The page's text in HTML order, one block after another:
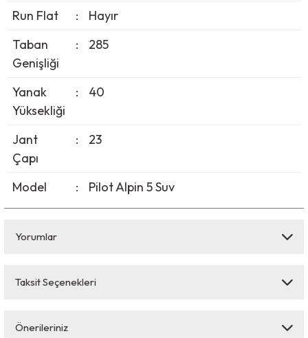
Run Flat
:
Hayır
Taban
Genişliği
: 285
Yanak
Yüksekliği
: 40
Jant
Çapı
: 23
Model : Pilot Alpin 5 Suv
Yorumlar
Bu ürüne ilk yorumu siz yapın!
Taksit Seçenekleri
Önerileriniz